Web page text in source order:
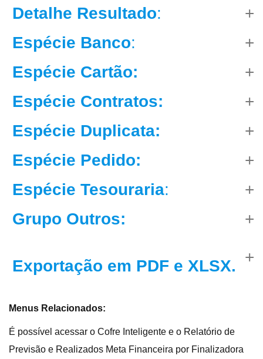
Detalhe Resultado:
Espécie Banco:
Espécie Cartão:
Espécie Contratos:
Espécie Duplicata:
Espécie Pedido:
Espécie Tesouraria:
Grupo Outros:
Exportação em PDF e XLSX.
Menus Relacionados:
É possível acessar o Cofre Inteligente e o Relatório de
Previsão e Realizados Meta Financeira por Finalizadora